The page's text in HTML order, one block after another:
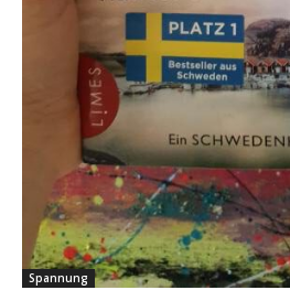
Spannung